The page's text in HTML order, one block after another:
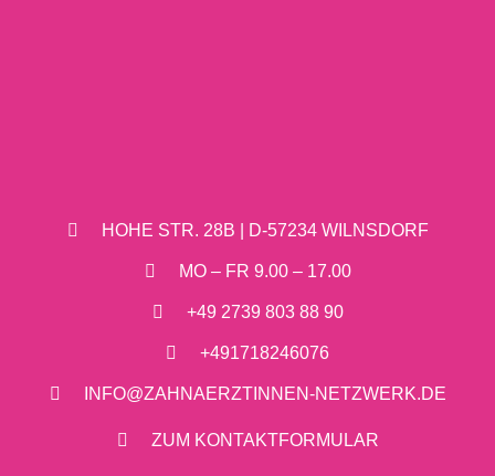
HOHE STR. 28B | D-57234 WILNSDORF
MO – FR 9.00 – 17.00
+49 2739 803 88 90
+491718246076
INFO@ZAHNAERZTINNEN-NETZWERK.DE
ZUM KONTAKTFORMULAR